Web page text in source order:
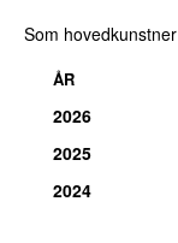
Som hovedkunstner
ÅR
2026
2025
2024